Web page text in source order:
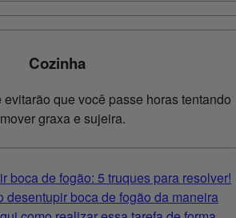
Cozinha
que você passe horas tentando
graxa e sujeira.
boca de fogão: 5 truques para resolver!
desentupir boca de fogão da maneira